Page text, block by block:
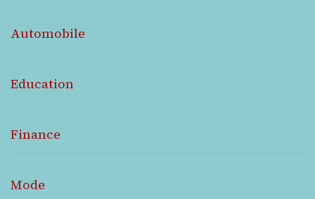
Automobile
Education
Finance
Mode